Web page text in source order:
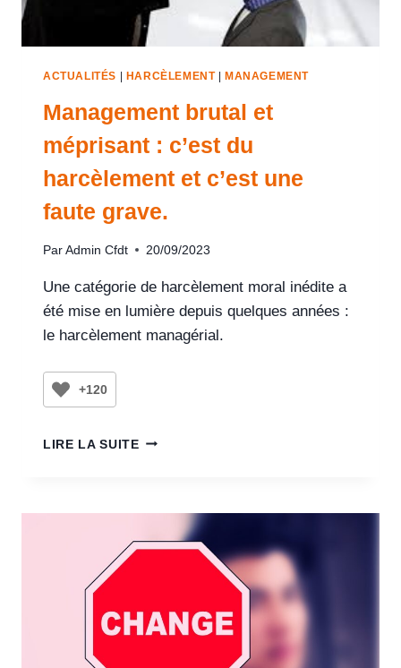
ACTUALITÉS HARCÈLEMENT| MANAGEMENT
Management brutal et
méprisant : c’est du
harcèlement et c’est une
faute grave.
Par Admin Cfdt 20/09/2023
Une catégorie de harcèlement moral inédite a
été mise en lumière depuis quelques années :
le harcèlement managérial.
+120
LIRE LA SUITE